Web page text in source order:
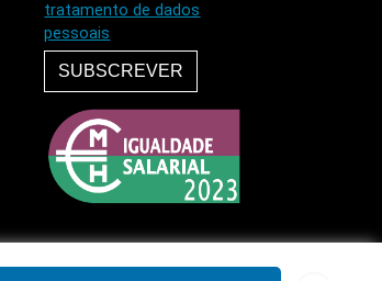
tratamento de dados
pessoais
SUBSCREVER